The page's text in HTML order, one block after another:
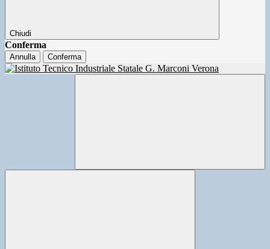
Chiudi
Conferma
Annulla Conferma